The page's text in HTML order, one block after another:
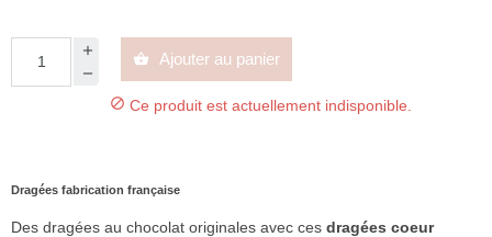
 Ajouter au panier
 Ce produit est actuellement indisponible.
Dragées fabrication française
Des dragées au chocolat originales avec ces dragées coeur